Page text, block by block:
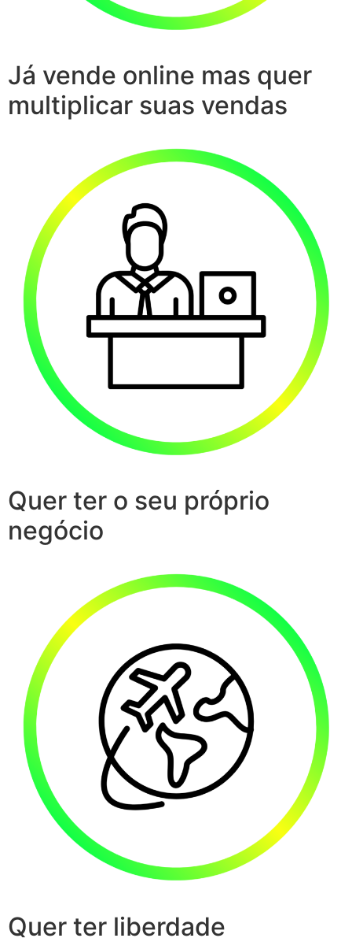
Já vende online mas quer
multiplicar suas vendas
Quer ter o seu próprio
negócio
Quer ter liberdade